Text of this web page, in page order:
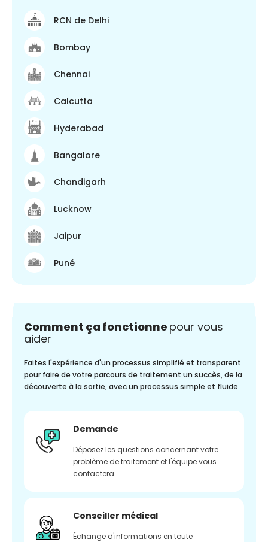
RCN de Delhi
Bombay
Chennai
Calcutta
Hyderabad
Bangalore
Chandigarh
Lucknow
Jaipur
Puné
Comment ça fonctionne pour vous
aider
Faites l'expérience d'un processus simplifié et transparent
pour faire de votre parcours de traitement un succès, de la
découverte à la sortie, avec un processus simple et fluide.
Demande
Déposez les questions concernant votre
problème de traitement et l'équipe vous
contactera
Conseiller médical
Échange d'informations en toute